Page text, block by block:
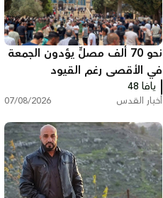
نحو 70 ألف مصلٍّ يؤدون الجمعة
في الأقصى رغم القيود
الإسرائيلية
يافا 48
أخبار القدس 07/08/2026